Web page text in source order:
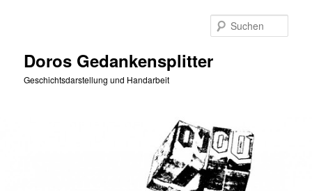
Doros Gedankensplitter
Geschichtsdarstellung und Handarbeit